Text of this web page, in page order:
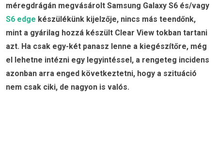
méregdrágán megvásárolt Samsung Galaxy S6 és/vagy
S6 edge készülékünk kijelzője, nincs más teendőnk,
mint a gyárilag hozzá készült Clear View tokban tartani
azt. Ha csak egy-két panasz lenne a kiegészítőre, még
el lehetne intézni egy legyintéssel, a rengeteg incidens
azonban arra enged következtetni, hogy a szituáció
nem csak ciki, de nagyon is valós.